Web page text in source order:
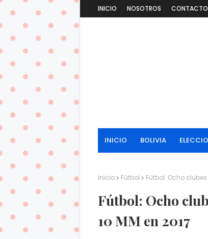
INICIO NOSOTROS CONTACTO
INICIO BOLIVIA
Inicio Fútbol Fútbol: Ocho
Fútbol: Ocho
10 MM en 2017